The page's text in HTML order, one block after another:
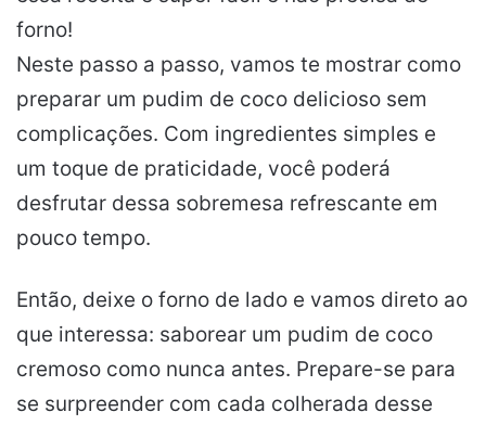
forno!
Neste passo a passo, vamos te mostrar como
preparar um pudim de coco delicioso sem
complicações. Com ingredientes simples e
um toque de praticidade, você poderá
desfrutar dessa sobremesa refrescante em
pouco tempo.
Então, deixe o forno de lado e vamos direto ao
que interessa: saborear um pudim de coco
cremoso como nunca antes. Prepare-se para
se surpreender com cada colherada desse